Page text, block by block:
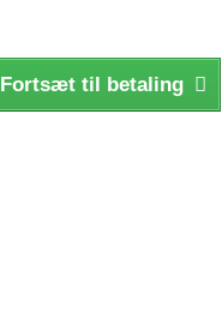
Fortsæt til betaling